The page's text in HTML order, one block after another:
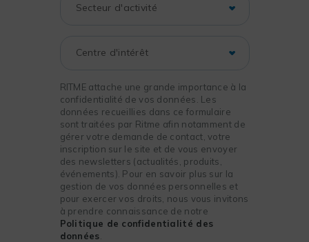
RITME attache une grande importance à la
confidentialité de vos données. Les
données recueillies dans ce formulaire
sont traitées par Ritme afin notamment de
gérer votre demande de contact, votre
inscription sur le site et de vous envoyer
des newsletters (actualités, produits,
événements). Pour en savoir plus sur la
gestion de vos données personnelles et
pour exercer vos droits, nous vous invitons
à prendre connaissance de notre
Politique de confidentialité des
données